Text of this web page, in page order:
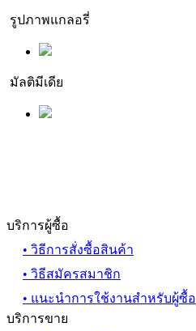
รูปภาพแกลอรี่
มัลติมีเดีย
บริการผู้ซื้อ
• วิธีการสั่งซื้อสินค้า
• วิธีสมัครสมาชิก
• แนะนำการใช้งานสำหรับผู้ซื้อ
บริการขาย